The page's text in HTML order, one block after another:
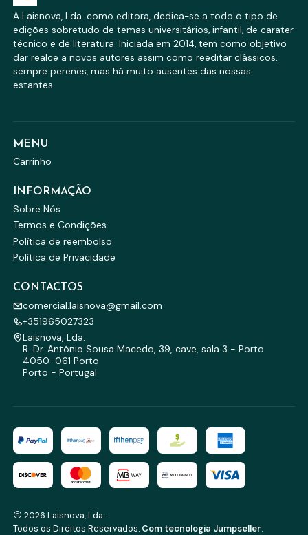
A Laisnova, Lda. como editora, dedica-se a todo o tipo de
edições sobretudo de temas universitários, infantil, de carater
técnico e de literatura. Iniciada em 2014, tem como objetivo
dar realce a novos autores assim como reeditar clássicos,
sempre perenes, mas há muito ausentes das nossas
estantes.
MENU
Carrinho
INFORMAÇÃO
Sobre Nós
Termos e Condições
Política de reembolso
Política de Privacidade
CONTACTOS
comercial.laisnova@gmail.com
+351965027323
Laisnova, Lda.
R. Dr. António Sousa Macedo, 39, cave, sala 3 - Porto
4050-061 Porto
Porto - Portugal
2026 Laisnova, Lda..
Todos os Direitos Reservados. Com tecnologia Jumpseller.